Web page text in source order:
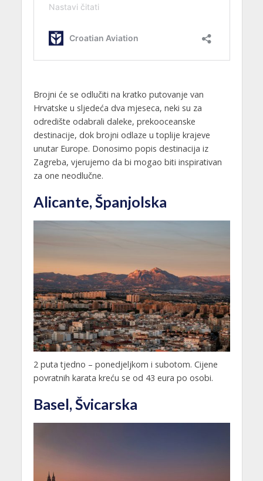
Brojni će se odlučiti na kratko putovanje van
Hrvatske u sljedeća dva mjeseca, neki su za
odredište odabrali daleke, prekooceanske
destinacije, dok brojni odlaze u toplije krajeve
unutar Europe. Donosimo popis destinacija iz
Zagreba, vjerujemo da bi mogao biti inspirativan
za one neodlučne.
Alicante, Španjolska
2 puta tjedno – ponedjeljkom i subotom. Cijene
povratnih karata kreću se od 43 eura po osobi.
Basel, Švicarska